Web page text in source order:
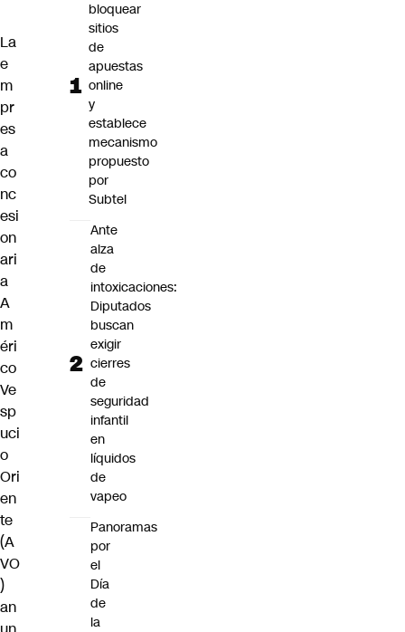
La
e
m
pr
es
a
co
nc
esi
on
ari
a
A
m
éri
co
Ve
sp
uci
o
Ori
en
te
(A
VO
)
an
bloquear
sitios
de
apuestas
online
y
establece
mecanismo
propuesto
por
Subtel
Ante
alza
de
intoxicaciones:
Diputados
buscan
exigir
cierres
de
seguridad
infantil
en
líquidos
de
vapeo
Panoramas
por
el
Día
de
la